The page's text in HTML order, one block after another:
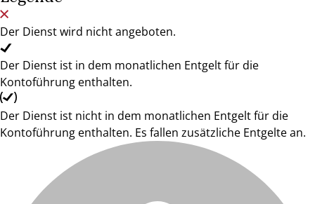
Der Dienst wird nicht angeboten.
Der Dienst ist in dem monatlichen Entgelt für die
Kontoführung enthalten.
Der Dienst ist nicht in dem monatlichen Entgelt für die
Kontoführung enthalten. Es fallen zusätzliche Entgelte an.